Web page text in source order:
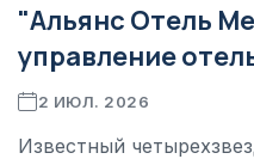
"Альянс Отель
управление
2 ИЮЛ. 2026
Известный